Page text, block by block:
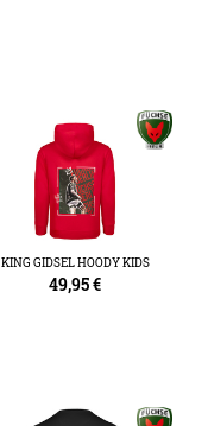
KING GIDSEL HOODY KIDS
49,95€